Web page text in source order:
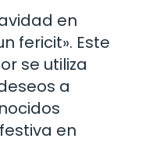
en
fericit». Este
se utiliza
a
en